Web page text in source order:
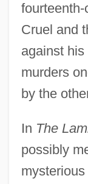
Cruel and
against
murders
by the
In The
possibly